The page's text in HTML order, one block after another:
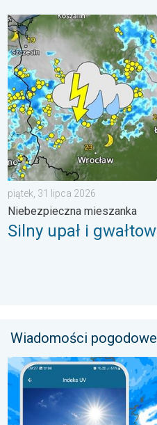
Silny upał i gwałtowne
piątek, 31 lipca 2026
Niebezpieczna mieszanka
Silny upał i
Wiadomości pogodowe
Brak opadów do końca